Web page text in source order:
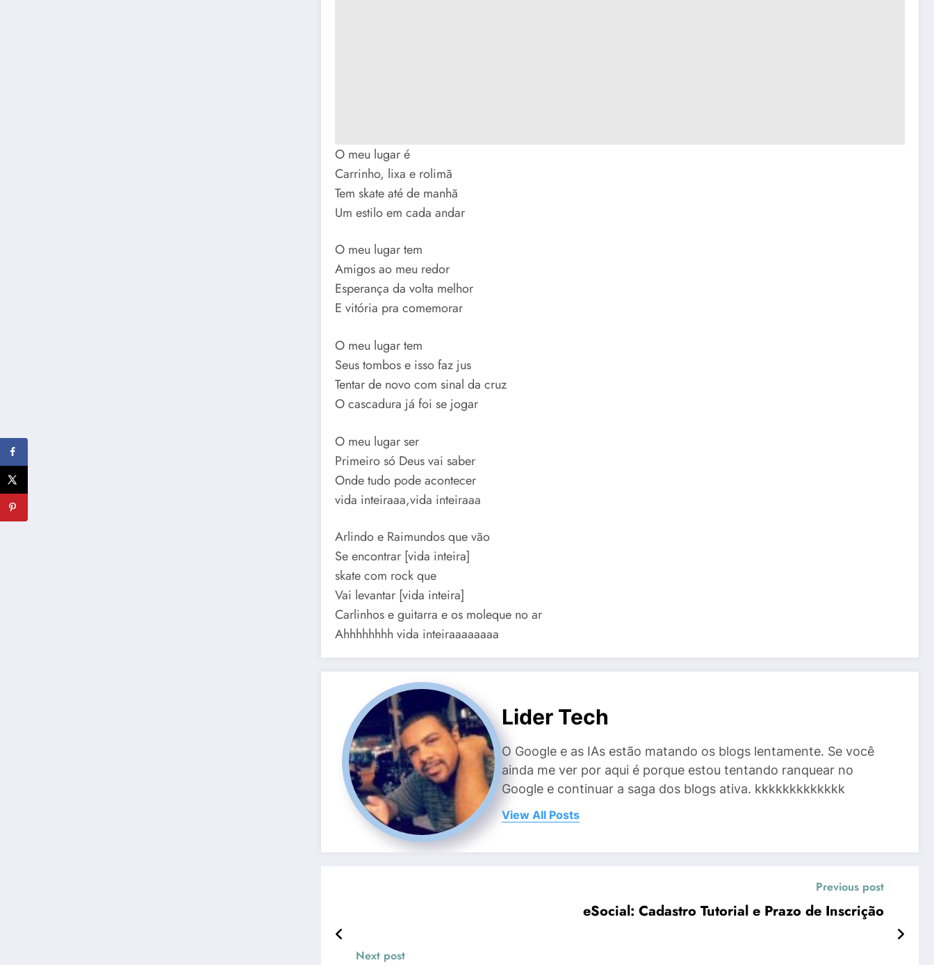
O meu lugar é
Carrinho, lixa e rolimã
Tem skate até de manhã
Um estilo em cada andar
O meu lugar tem
Amigos ao meu redor
Esperança da volta melhor
E vitória pra comemorar
O meu lugar tem
Seus tombos e isso faz jus
Tentar de novo com sinal da cruz
O cascadura já foi se jogar
O meu lugar ser
Primeiro só Deus vai saber
Onde tudo pode acontecer
vida inteiraaa,vida inteiraaa
Arlindo e Raimundos que vão
Se encontrar [vida inteira]
skate com rock que
Vai levantar [vida inteira]
Carlinhos e guitarra e os moleque no ar
Ahhhhhhhh vida inteiraaaaaaaa
Lider Tech
O Google e as IAs estão matando os blogs lentamente. Se você
ainda me ver por aqui é porque estou tentando ranquear no
Google e continuar a saga dos blogs ativa. kkkkkkkkkkkkk
View All Posts
Previous post
eSocial: Cadastro Tutorial e Prazo de Inscrição
Next post